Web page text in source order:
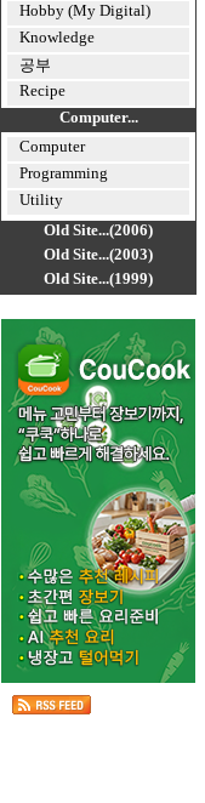
Hobby (My Digital)
Knowledge
공부
Recipe
Computer...
Computer
Programming
Utility
Old Site...(2006)
Old Site...(2003)
Old Site...(1999)